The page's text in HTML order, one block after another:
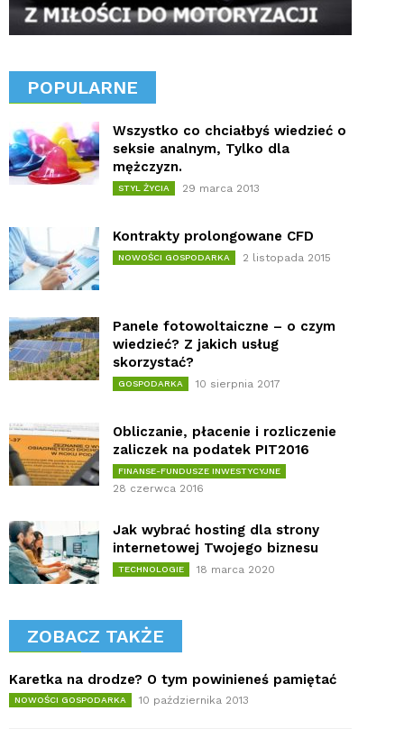
POPULARNE
Wszystko co chciałbyś wiedzieć o
seksie analnym, Tylko dla
mężczyzn.
STYL ŻYCIA 29 marca 2013
Kontrakty prolongowane CFD
NOWOŚCI GOSPODARKA 2 listopada 2015
Panele fotowoltaiczne – o czym
wiedzieć? Z jakich usług
skorzystać?
GOSPODARKA 10 sierpnia 2017
Obliczanie, płacenie i rozliczenie
zaliczek na podatek PIT2016
FINANSE-FUNDUSZE INWESTYCYJNE
28 czerwca 2016
Jak wybrać hosting dla strony
internetowej Twojego biznesu
TECHNOLOGIE 18 marca 2020
ZOBACZ TAKŻE
Karetka na drodze? O tym powinieneś pamiętać
NOWOŚCI GOSPODARKA 10 października 2013